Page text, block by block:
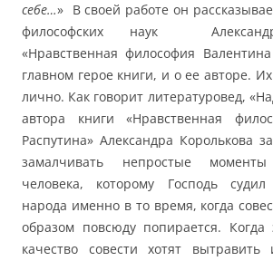
себе…» В своей работе он
философских наук
«Нравственная философия
главном герое книги, и о ее авторе.
лично. Как говорит литературовед,
автора книги «Нравственная
Распутина» Александра Королькова
замалчивать непростые моменты
человека, которому Господь
народа именно в то время, когда
образом повсюду попирается. Когда
качество совести хотят